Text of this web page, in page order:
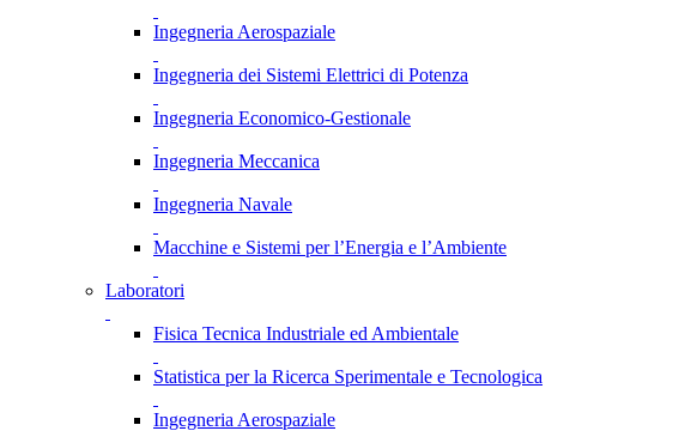
Ingegneria Aerospaziale
Ingegneria dei Sistemi Elettrici di Potenza
Ingegneria Economico-Gestionale
Ingegneria Meccanica
Ingegneria Navale
Macchine e Sistemi per l’Energia e l’Ambiente
Laboratori
Fisica Tecnica Industriale ed Ambientale
Statistica per la Ricerca Sperimentale e Tecnologica
Ingegneria Aerospaziale